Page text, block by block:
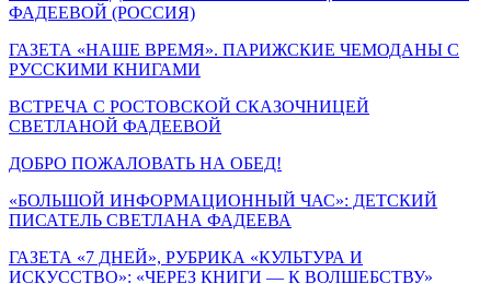
ФАДЕЕВОЙ (РОССИЯ)
ГАЗЕТА «НАШЕ ВРЕМЯ». ПАРИЖСКИЕ ЧЕМОДАНЫ С
РУССКИМИ КНИГАМИ
ВСТРЕЧА С РОСТОВСКОЙ СКАЗОЧНИЦЕЙ
СВЕТЛАНОЙ ФАДЕЕВОЙ
ДОБРО ПОЖАЛОВАТЬ НА ОБЕД!
«БОЛЬШОЙ ИНФОРМАЦИОННЫЙ ЧАС»: ДЕТСКИЙ
ПИСАТЕЛЬ СВЕТЛАНА ФАДЕЕВА
ГАЗЕТА «7 ДНЕЙ», РУБРИКА «КУЛЬТУРА И
ИСКУССТВО»: «ЧЕРЕЗ КНИГИ — К ВОЛШЕБСТВУ»